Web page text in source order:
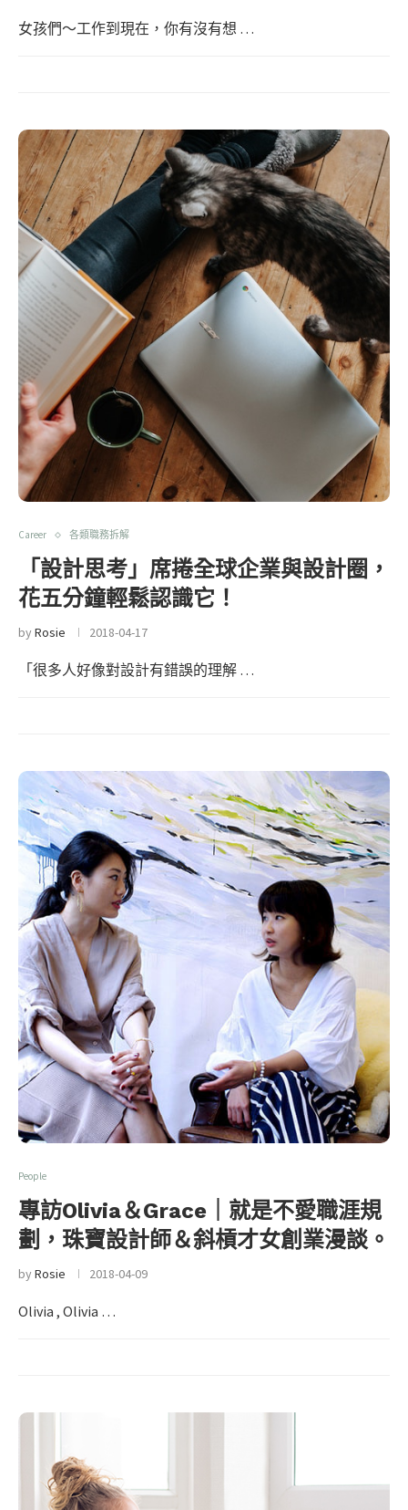
女孩們～工作到現在，你有沒有想 …
Career 各類職務拆解
「設計思考」席捲全球企業與設計圈，
花五分鐘輕鬆認識它！
byRosie 2018-04-17
「很多人好像對設計有錯誤的理解 …
People
專訪Olivia＆Grace｜就是不愛職涯規
劃，珠寶設計師＆斜槓才女創業漫談。
byRosie 2018-04-09
Olivia , Olivia …